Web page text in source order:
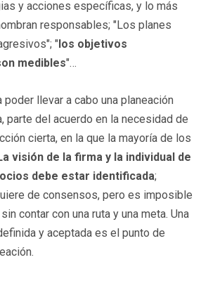
y acciones específicas, y lo más
responsables; "Los planes
"los objetivos
medibles"…
poder llevar a cabo una planeación
parte del acuerdo en la necesidad de
cierta, en la que la mayoría de los
visión de la firma y la individual de
debe estar identificada;
de consensos, pero es imposible
contar con una ruta y una meta. Una
y aceptada es el punto de